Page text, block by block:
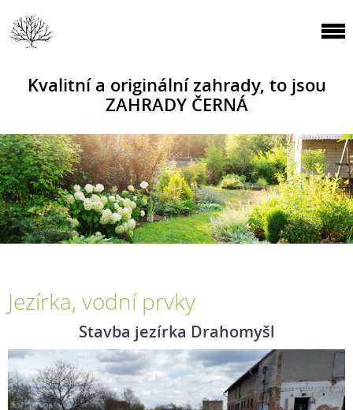
Kvalitní a originální zahrady, to jsou
ZAHRADY ČERNÁ
Jezírka, vodní prvky
Stavba jezírka Drahomyšl